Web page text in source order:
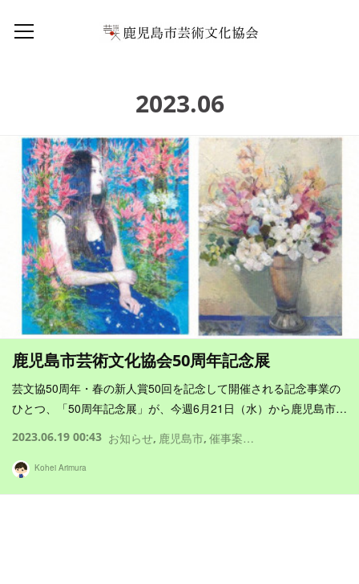
2023.06
鹿児島市芸術文化協会50周年記念展
芸文協50周年・春の新人賞50回を記念して開催される記念事業の
ひとつ、「50周年記念展」が、今週6月21日（水）から鹿児島市…
2023.06.19 00:43 お知らせ 鹿児島市 催事案内
Kohei Arimura